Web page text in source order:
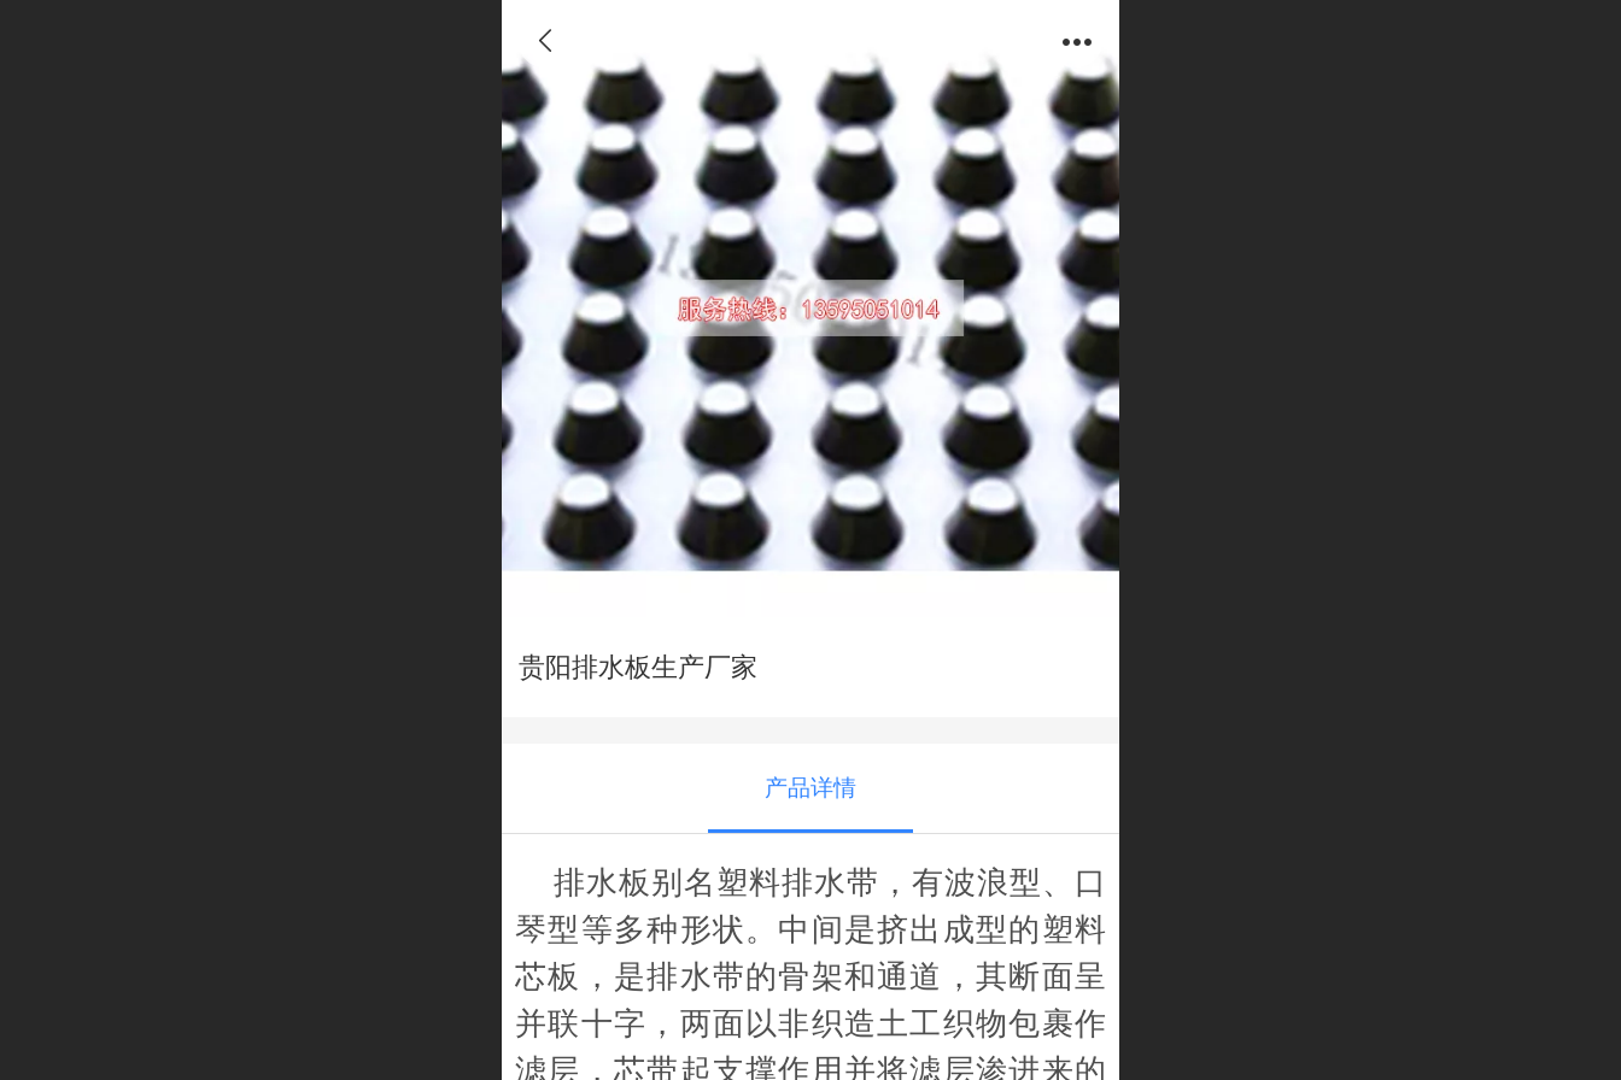
贵阳排水板生产厂家
产品详情
排水板别名塑料排水带，有波浪型、口
琴型等多种形状。中间是挤出成型的塑料
芯板，是排水带的骨架和通道，其断面呈
并联十字，两面以非织造土工织物包裹作
滤层，芯带起支撑作用并将滤层渗进来的